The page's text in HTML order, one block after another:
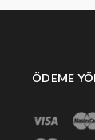
ÖDEME